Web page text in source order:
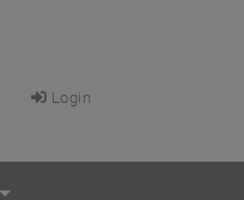
Login